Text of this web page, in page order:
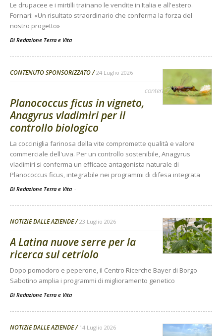
Le drupacee e i mirtilli trainano le vendite in Italia e all'estero.
Fornari: «Un risultato straordinario che conferma la forza del
nostro progetto»
Di Redazione Terra e Vita
CONTENUTO SPONSORIZZATO 24 Luglio 2026
contenuto sponsorizzato
Planococcus ficus in vigneto,
Anagyrus vladimiri per il
controllo biologico
La cocciniglia farinosa della vite compromette qualità e valore
commerciale dell'uva. Per un controllo sostenibile, Anagyrus
vladimiri si conferma un efficace antagonista naturale di
Planococcus ficus, integrabile nei programmi di difesa integrata
Di Redazione Terra e Vita -
NOTIZIE DALLE AZIENDE 23 Luglio 2026
A Latina nuove serre per la
ricerca sul cetriolo
Dopo pomodoro e peperone, il Centro Ricerche Bayer di Borgo
Sabotino amplia i programmi di miglioramento genetico
Di Redazione Terra e Vita
NOTIZIE DALLE AZIENDE 14 Luglio 2026